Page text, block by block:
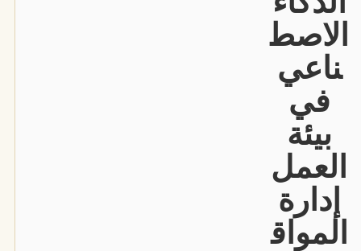
الاصط
ناعي
في
بيئة
العمل
إدارة
المواق